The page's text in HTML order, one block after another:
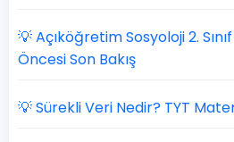
💡 Açıköğretim Sosyoloji 2.
Öncesi Son Bakış
💡 Sürekli Veri Nedir? TYT